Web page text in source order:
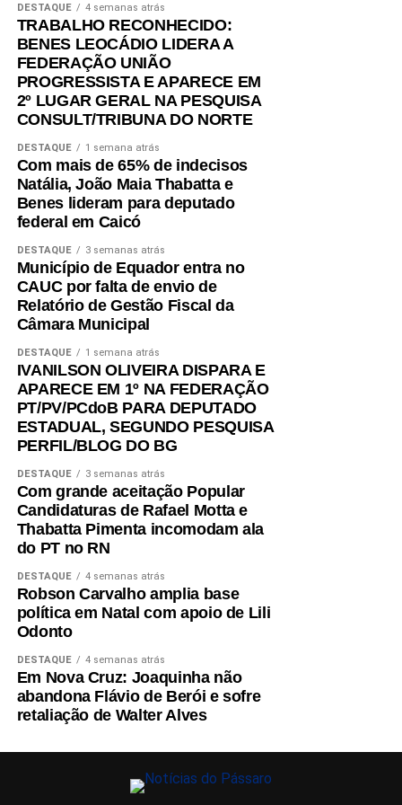
observadas as normas de proteção de dados, e obrigam
a publicação, no Portal da Transparência, de todas as
etapas da execução das emendas parlamentares, desde
a programação até o pagamento.
O relatório aprovado em plenário aponta que o projeto
atende às exigências constitucionais e à legislação
federal sobre finanças públicas, mas registra ressalvas
em relação ao cenário fiscal projetado para 2027. O
documento avalia que a previsão de superávit primário de
R$ 549,3 milhões é possível, porém depende de
premissas consideradas exigentes, como uma reversão
fiscal superior a R$ 2 bilhões em um único exercício,
redução expressiva das despesas de custeio, absorção
contínua do déficit previdenciário e da não concretização
DESTAQUE 4 semanas atrás
TRABALHO RECONHECIDO:
BENES LEOCÁDIO LIDERA A
FEDERAÇÃO UNIÃO
PROGRESSISTA E APARECE EM
2º LUGAR GERAL NA PESQUISA
CONSULT/TRIBUNA DO NORTE
DESTAQUE 1 semana atrás
Com mais de 65% de indecisos
Natália, João Maia Thabatta e
Benes lideram para deputado
federal em Caicó
DESTAQUE 3 semanas atrás
Município de Equador entra no
CAUC por falta de envio de
Relatório de Gestão Fiscal da
Câmara Municipal
DESTAQUE 1 semana atrás
IVANILSON OLIVEIRA DISPARA E
APARECE EM 1º NA FEDERAÇÃO
PT/PV/PCdoB PARA DEPUTADO
ESTADUAL, SEGUNDO PESQUISA
PERFIL/BLOG DO BG
DESTAQUE 3 semanas atrás
Com grande aceitação Popular
Candidaturas de Rafael Motta e
Thabatta Pimenta incomodam ala
do PT no RN
DESTAQUE 4 semanas atrás
Robson Carvalho amplia base
política em Natal com apoio de Lili
Odonto
DESTAQUE 4 semanas atrás
Em Nova Cruz: Joaquinha não
abandona Flávio de Berói e sofre
retaliação de Walter Alves